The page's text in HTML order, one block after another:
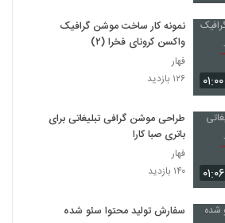
۰۱:۰۰
نمونه کار ساخت موشن گرافیک
واکسن کرونای فخرا (۲)
فهار
۱۲۶ بازدید
۰۱:۰۶
طراحی موشن گرافی تبلیغاتی برای
باتری صبا کارا
فهار
۱۴۰ بازدید
سفارش تولید محتوا سئو شده